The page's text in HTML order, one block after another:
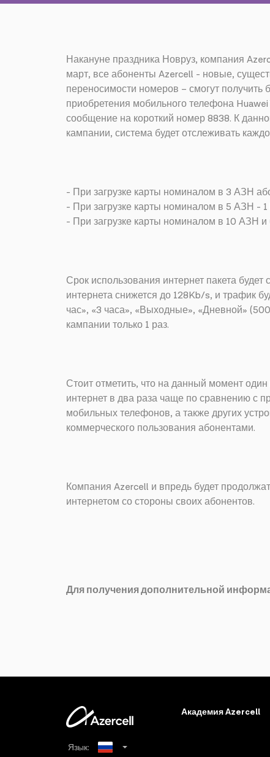
Накануне праздника Новруз, компания
март, все абоненты Azercell - новые,
переносимости номеров – смогут
приобретения мобильного телефона
сообщение на короткий номер 8838. К
кампании, система будет отслеживать
- При загрузке карты номиналом в 3 АЗН
- При загрузке карты номиналом в 5 АЗН -
- При загрузке карты номиналом в 10 АЗН
Срок использования интернет пакета
интернета снижется до 128Kb/s, и трафик
час», «3 часа», «Выходные», «Дневной»
кампании только 1 раз.
Стоит отметить, что на данный момент
интернет в два раза чаще по сравнению с
мобильных телефонов, а также других
коммерческого пользования абонентами.
Компания Azercell и впредь будет
интернетом со стороны своих абонентов.
Для получения дополнительной
Язык:
Академия Azercell